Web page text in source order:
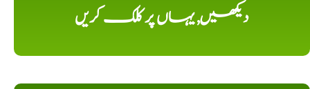
دیکھیں, یہاں پر کلک کریں